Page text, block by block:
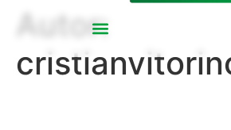
Autor: